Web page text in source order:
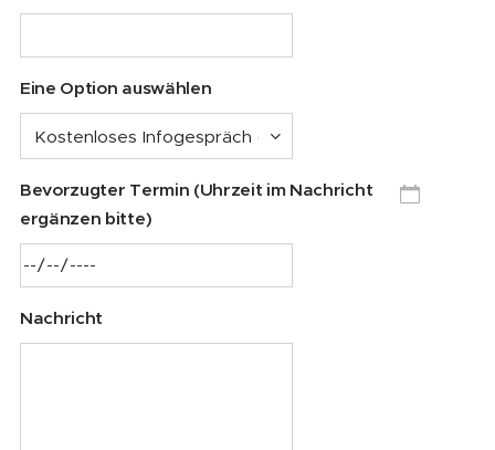
Eine Option auswählen
Bevorzugter Termin (Uhrzeit im Nachricht
ergänzen bitte)
Nachricht